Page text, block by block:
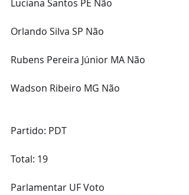
Luciana Santos PE Não
Orlando Silva SP Não
Rubens Pereira Júnior MA Não
Wadson Ribeiro MG Não
Partido: PDT
Total: 19
Parlamentar UF Voto